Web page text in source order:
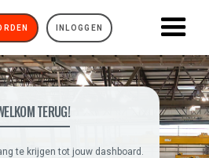
INLOGGEN
TERUG!
te krijgen tot jouw dashboard.